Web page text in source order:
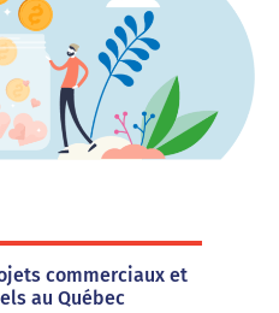
commerciaux et
au Québec